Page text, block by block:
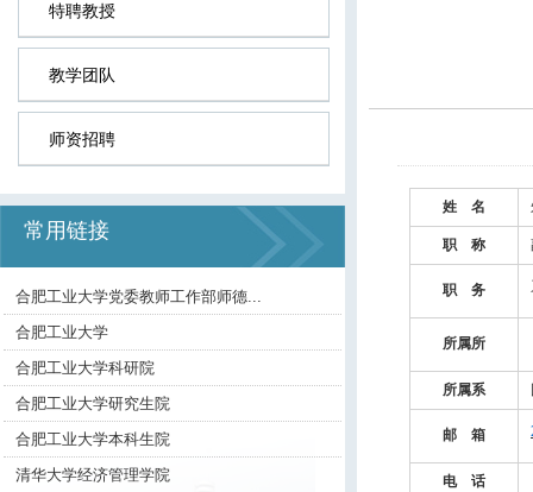
特聘教授
教学团队
师资招聘
常用链接
合肥工业大学党委教师工作部师德...
合肥工业大学
合肥工业大学科研院
合肥工业大学研究生院
合肥工业大学本科生院
清华大学经济管理学院
姓 名
职 称
职 务
所属所
所属系
邮 箱
电 话